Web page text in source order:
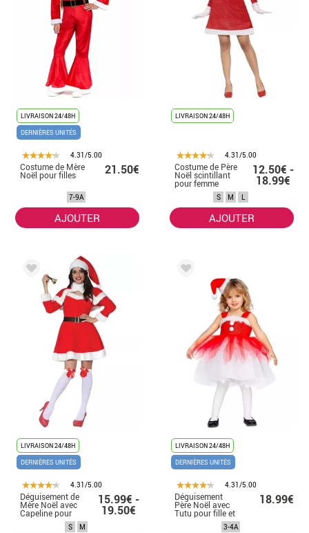
LIVRAISON 24/48H
DERNIÈRES UNITÉS
4.31/5.00
Costume de Mère
Noël pour filles 21.50€
7-9A
AJOUTER
LIVRAISON 24/48H
4.31/5.00
Costume de Père
Noël scintillant
pour femme
12.50€ -
18.99€
S M L
AJOUTER
LIVRAISON 24/48H
DERNIÈRES UNITÉS
4.31/5.00
Déguisement de
Mère Noël avec
Capeline pour
femme
15.99€ -
19.50€
S M
LIVRAISON 24/48H
DERNIÈRES UNITÉS
4.31/5.00
Déguisement
Père Noël avec
Tutu pour fille et
18.99€
3-4A